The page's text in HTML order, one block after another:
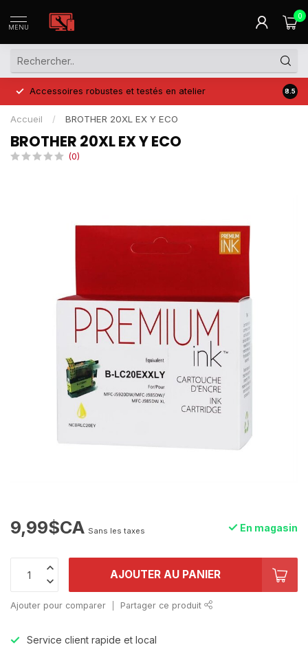
MENU
0
Accessoires robustes et testés en atelier Prix
8.5
Accueil / BROTHER 20XL EX Y ECO
BROTHER 20XL EX Y ECO
(0)
9,99$CA Sans les taxes En magasin
AJOUTER AU PANIER
Ajouter pour comparer Partager ce produit
Service client rapide et local